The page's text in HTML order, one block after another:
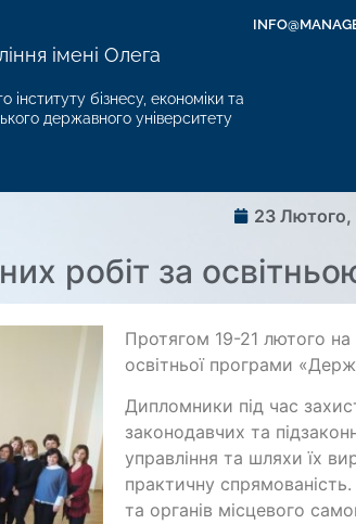
імені Олега
інституту бізнесу, економіки та
державного університету
23
робіт за
Протягом 19-21 лютого на
освітньої програми
Дипломники під час
законодавчих та
управління та шляхи їх
практичну
та органів місцевого